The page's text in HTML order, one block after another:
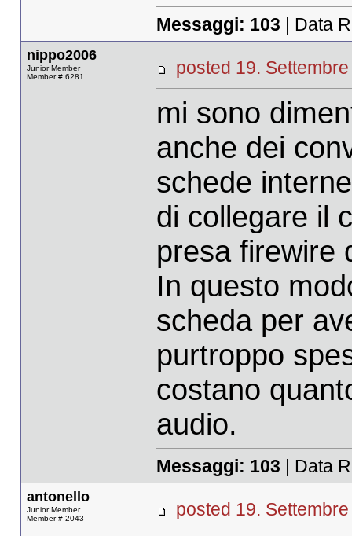
Messaggi: 103 | Data
nippo2006
Junior Member
Member # 6281
posted 19.
mi sono
anche dei
schede
di collegare il
presa firewire
In questo
scheda per
purtroppo
costano
audio.
Messaggi: 103 | Data
antonello
Junior Member
Member # 2043
posted 19.